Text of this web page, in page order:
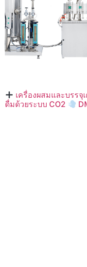
เครื่องผสมและบรรจุ
ดื่มด้วยระบบ CO2